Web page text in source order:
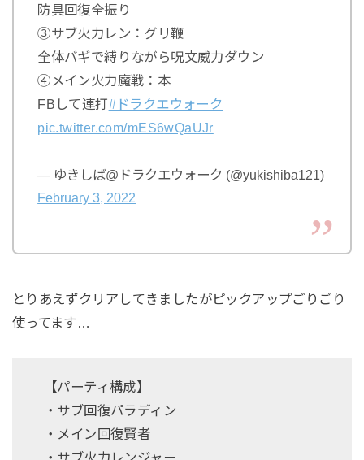
防具回復全振り
③サブ火力レン：グリ鞭
全体バギで縛りながら呪文威力ダウン
④メイン火力魔戦：本
FBして連打#ドラクエウォーク
pic.twitter.com/mES6wQaUJr
— ゆきしば@ドラクエウォーク (@yukishiba121)
February 3, 2022
とりあえずクリアしてきましたがピックアップごりごり
使ってます…
【パーティ構成】
・サブ回復パラディン
・メイン回復賢者